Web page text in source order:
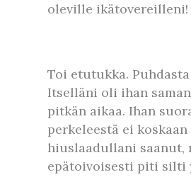
oleville ikätovereilleni!
Toi etutukka.
Itselläni oli ihan
pitkän aikaa. Ihan
perkeleestä ei
hiuslaadullani saanut,
epätoivoisesti piti silti